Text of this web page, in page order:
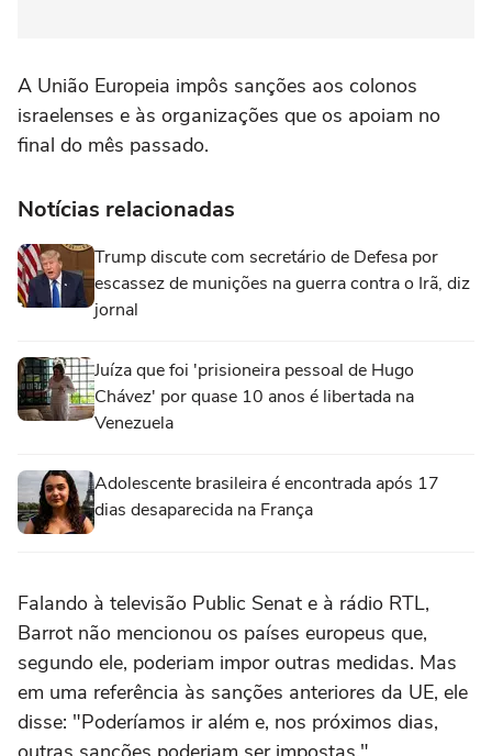
A União Europeia impôs sanções aos colonos
israelenses ‌e às organizações que os apoiam no
final do mês passado.
Notícias relacionadas
Trump discute com secretário de Defesa por
escassez de munições na guerra contra o Irã, diz
jornal
Juíza que foi 'prisioneira pessoal de Hugo
Chávez' por quase 10 anos é libertada na
Venezuela
Adolescente brasileira é encontrada após 17
dias desaparecida na França
Falando à televisão Public Senat e à ‌rádio RTL,
Barrot não mencionou ‌os países europeus que,
segundo ele, poderiam impor ⁠outras medidas. Mas
em uma referência às sanções anteriores da UE, ele
disse: "Poderíamos ir além e, nos próximos dias,